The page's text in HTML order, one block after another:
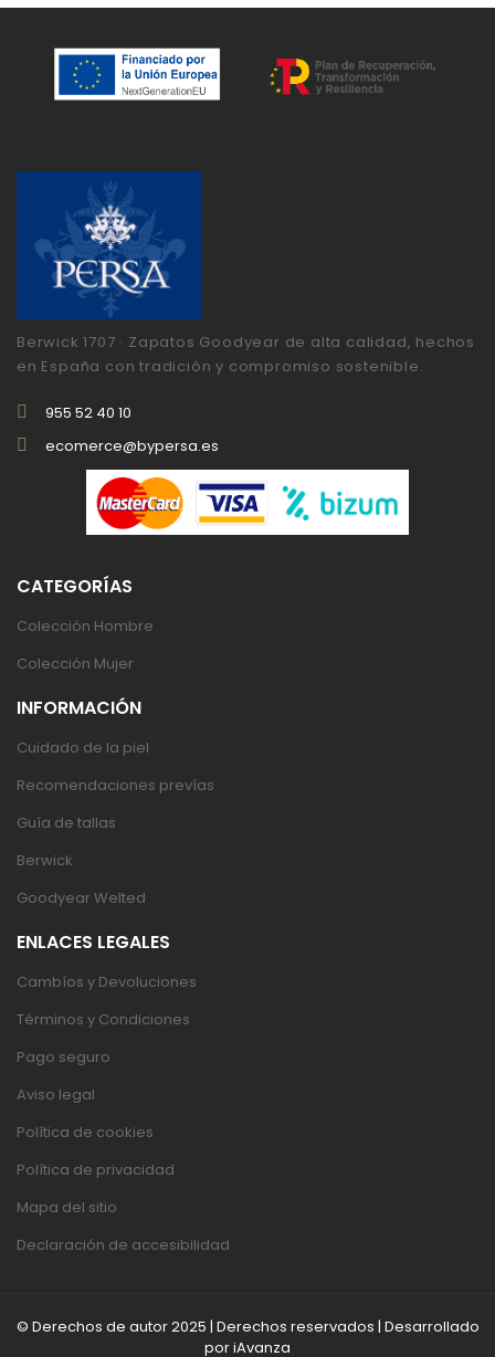
Berwick 1707 · Zapatos Goodyear de alta calidad, hechos
en España con tradición y compromiso sostenible.
955 52 40 10
ecomerce@bypersa.es
CATEGORÍAS
Colección Hombre
Colección Mujer
INFORMACIÓN
Cuidado de la piel
Recomendaciones prevías
Guía de tallas
Berwick
Goodyear Welted
ENLACES LEGALES
Cambíos y Devoluciones
Términos y Condiciones
Pago seguro
Aviso legal
Política de cookies
Política de privacidad
Mapa del sitio
Declaración de accesibilidad
© Derechos de autor 2025 | Derechos reservados | Desarrollado
poriAvanza